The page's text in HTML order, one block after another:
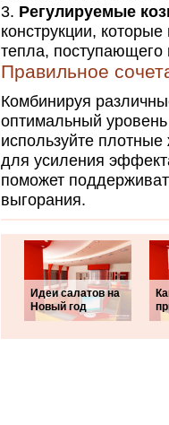
Регулируемые
конструкции,
тепла, поступающего
Правильное
Комбинируя
оптимальный
используйте
для усиления
поможет
выгорания.
Идеи салатов на
Новый год